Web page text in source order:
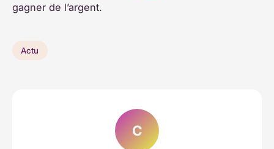
gagner de l’argent.
Actu
C